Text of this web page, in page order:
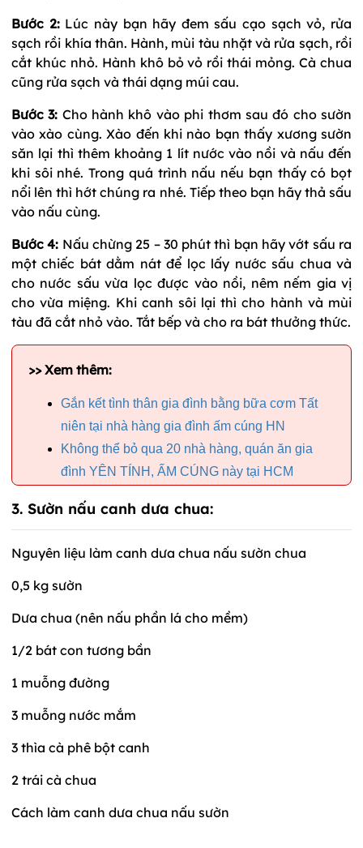
Bước 2:Lúc này bạn hãy đem sấu cạo sạch vỏ, rửa
sạch rồi khía thân. Hành, mùi tàu nhặt và rửa sạch, rồi
cắt khúc nhỏ. Hành khô bỏ vỏ rồi thái mỏng. Cà chua
cũng rửa sạch và thái dạng múi cau.
Bước 3: Cho hành khô vào phi thơm sau đó cho sườn
vào xào cùng. Xào đến khi nào bạn thấy xương sườn
săn lại thì thêm khoảng 1 lít nước vào nồi và nấu đến
khi sôi nhé. Trong quá trình nấu nếu bạn thấy có bọt
nổi lên thì hớt chúng ra nhé. Tiếp theo bạn hãy thả sấu
vào nấu cùng.
Bước 4: Nấu chừng 25 – 30 phút thì bạn hãy vớt sấu ra
một chiếc bát dằm nát để lọc lấy nước sấu chua và
cho nước sấu vừa lọc được vào nồi, nêm nếm gia vị
cho vừa miệng. Khi canh sôi lại thì cho hành và mùi
tàu đã cắt nhỏ vào. Tắt bếp và cho ra bát thưởng thức.
>> Xem thêm:
Gắn kết tình thân gia đình bằng bữa cơm Tất
niên tại nhà hàng gia đình ấm cúng HN
Không thể bỏ qua 20 nhà hàng, quán ăn gia
đình YÊN TÍNH, ẤM CÚNG này tại HCM
3. Sườn nấu canh dưa chua:
Nguyên liệu làm canh dưa chua nấu sườn chua
0,5 kg sườn
Dưa chua (nên nấu phần lá cho mềm)
1/2 bát con tương bần
1 muỗng đường
3 muỗng nước mắm
3 thìa cà phê bột canh
2 trái cà chua
Cách làm canh dưa chua nấu sườn